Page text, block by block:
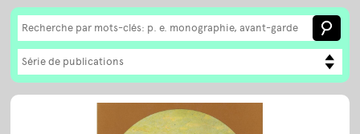
Série de publications